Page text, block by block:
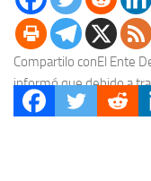
Compartilo conEl Ente
informó que debido a
empresa privada se ha